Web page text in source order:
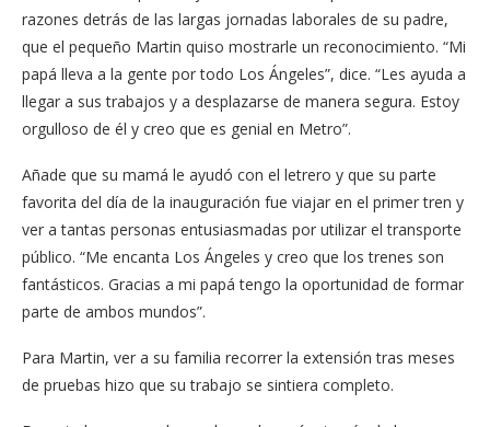
razones detrás de las largas jornadas laborales de su padre,
que el pequeño Martin quiso mostrarle un reconocimiento. “Mi
papá lleva a la gente por todo Los Ángeles”, dice. “Les ayuda a
llegar a sus trabajos y a desplazarse de manera segura. Estoy
orgulloso de él y creo que es genial en Metro”.
Añade que su mamá le ayudó con el letrero y que su parte
favorita del día de la inauguración fue viajar en el primer tren y
ver a tantas personas entusiasmadas por utilizar el transporte
público. “Me encanta Los Ángeles y creo que los trenes son
fantásticos. Gracias a mi papá tengo la oportunidad de formar
parte de ambos mundos”.
Para Martin, ver a su familia recorrer la extensión tras meses
de pruebas hizo que su trabajo se sintiera completo.